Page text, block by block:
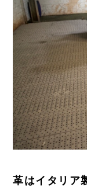
革はイタリア